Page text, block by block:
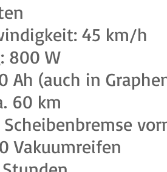
45 km/h
800 W
Ah (auch in
60 km
Scheibenbremse
Vakuumreifen